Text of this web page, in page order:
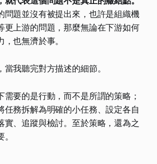
問題並沒有被提出來，也許是組織機
更上游的問題，那麼無論在下游如何
也無濟於事。​
當我聽完對方描述的細節。
需要的是行動，而不是所謂的策略；
任務拆解為明確的小任務、設定各自
實、追蹤與檢討。至於策略，還為之